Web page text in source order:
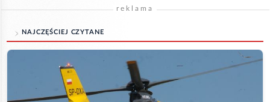
reklama
NAJCZĘŚCIEJ CZYTANE